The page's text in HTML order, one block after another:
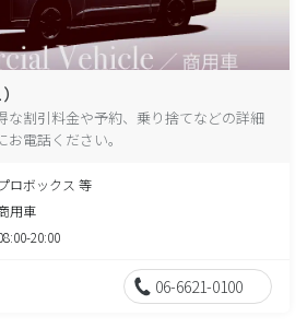
な割引料金や予約、乗り捨てなどの詳細
電話ください。
ロボックス 等
用車
20:00
06-6621-0100